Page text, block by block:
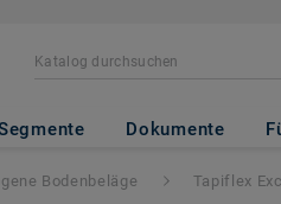
Dokumente
19dB
Bodenbeläge Tapiflex